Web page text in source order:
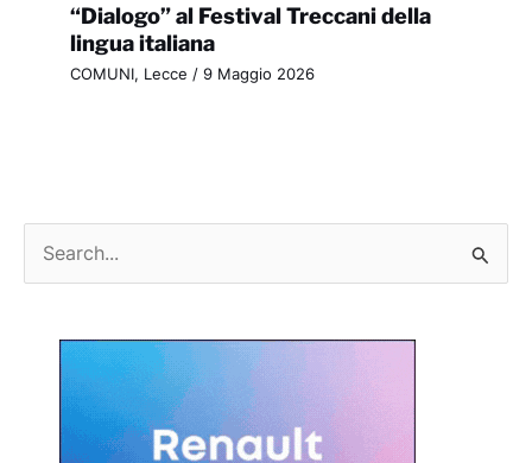
“Dialogo” al Festival Treccani della
lingua italiana
COMUNI, Lecce / 9 Maggio 2026